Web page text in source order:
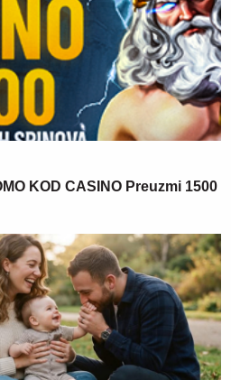
KOD CASINO Preuzmi 1500